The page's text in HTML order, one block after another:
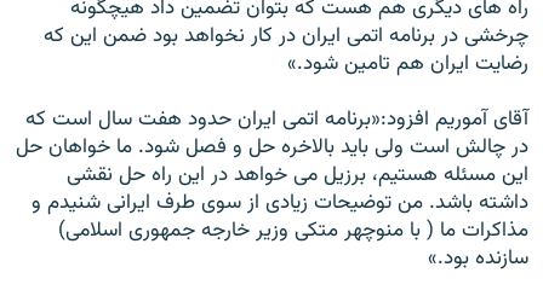
راه های ديگری هم هست که بتوان تضمين داد هيچگونه
چرخشی در برنامه اتمی ايران در کار نخواهد بود ضمن اين که
رضايت ايران هم تامين شود.»
آقای آموريم افزود:«برنامه اتمی ايران حدود هفت سال است که
در چالش است ولی بايد بالاخره حل و فصل شود. ما خواهان حل
اين مسئله هستيم، برزيل می خواهد در اين راه حل نقشی
داشته باشد. من توضيحات زيادی از سوی طرف ايرانی شنيدم و
مذاکرات ما ( با منوچهر متکی وزير خارجه جمهوری اسلامی)
سازنده بود.»